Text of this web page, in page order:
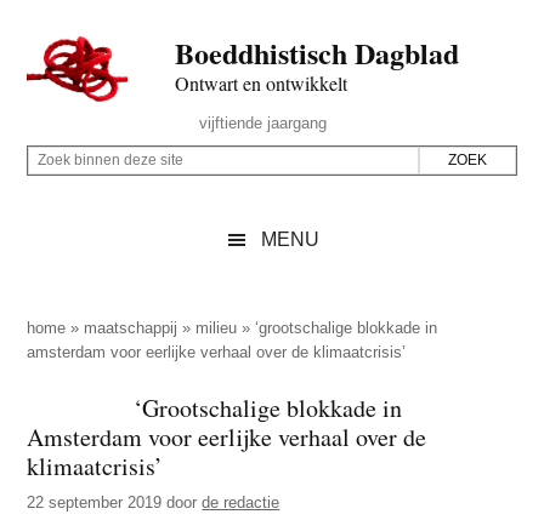
naar
de
inhoud
secondary
naar
de
sidebar
naar
de
Boeddhistisch Dagblad
Ontwart en ontwikkelt
Rechts
vijftiende jaargang
Z
p
d
z
e
s
Z
i
n
n
d
e
MENU
home » maatschappij » milieu »‘grootschalige blokkade in
amsterdam voor eerlijke verhaal over de klimaatcrisis’
‘Grootschalige blokkade in
Amsterdam voor eerlijke verhaal over de
klimaatcrisis’
22 september 2019 doorde redactie